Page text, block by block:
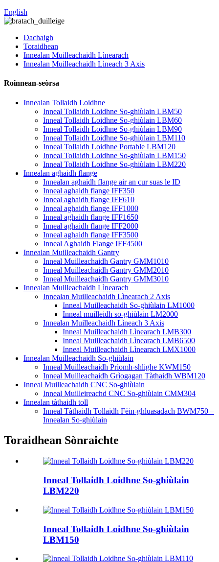
English
Dachaigh
Toraidhean
Innealan Muilleachaidh Lìnearach
Innealan Muilleachaidh Lìneach 3 Axis
Roinnean-seòrsa
Innealan Tollaidh Loidhne
Inneal Tollaidh Loidhne So-ghiùlain LBM50
Inneal Tollaidh Loidhne So-ghiùlain LBM60
Inneal Tollaidh Loidhne So-ghiùlain LBM90
Inneal Tollaidh Loidhne So-ghiùlain LBM110
Inneal Tollaidh Loidhne Portable LBM120
Inneal Tollaidh Loidhne So-ghiùlain LBM150
Inneal Tollaidh Loidhne So-ghiùlain LBM220
Innealan aghaidh flange
Innealan aghaidh flange air an cur suas le ID
Inneal aghaidh flange IFF350
Inneal aghaidh flange IFF610
Inneal aghaidh flange IFF1000
Inneal aghaidh flange IFF1650
Inneal aghaidh flange IFF2000
Inneal aghaidh flange IFF3500
Inneal Aghaidh Flange IFF4500
Innealan Muilleachaidh Gantry
Inneal Muilleachaidh Gantry GMM1010
Inneal Muilleachaidh Gantry GMM2010
Inneal Muilleachaidh Gantry GMM3010
Innealan Muilleachaidh Lìnearach
Innealan Muilleachaidh Lìnearach 2 Axis
Inneal Muilleachaidh So-ghiùlain LM1000
Inneal muilleidh so-ghiùlain LM2000
Innealan Muilleachaidh Lìneach 3 Axis
Inneal Muilleachaidh Lìnearach LMB300
Inneal Muilleachaidh Lìnearach LMB6500
Inneal Muilleachaidh Lìnearach LMX1000
Innealan Muilleachaidh So-ghiùlain
Inneal Muilleachaidh Prìomh-shlighe KWM150
Inneal Muilleachaidh Grìogagan Tàthaidh WBM120
Inneal Muilleachaidh CNC So-ghiùlain
Inneal Muilleireachd CNC So-ghiùlain CMM304
Innealan tàthaidh toll
Inneal Tàthaidh Tollaidh Fèin-ghluasadach BWM750 –
Innealan So-ghiùlain
Toraidhean Sònraichte
Inneal Tollaidh Loidhne So-ghiùlain
LBM220
Inneal Tollaidh Loidhne So-ghiùlain
LBM150